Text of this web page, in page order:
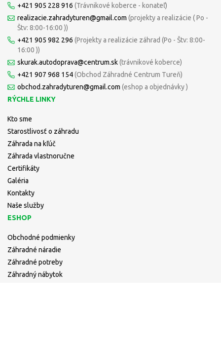
+421 905 228 916 (Trávnikové koberce - konateľ)
realizacie.zahradyturen@gmail.com (projekty a realizácie ( Po -
Štv: 8:00-16:00 ))
+421 905 982 296 (Projekty a realizácie záhrad (Po - Štv: 8:00-
16:00 ))
skurak.autodoprava@centrum.sk(trávnikové koberce)
+421 907 968 154(Obchod Záhradné Centrum Tureň)
obchod.zahradyturen@gmail.com (eshop a objednávky )
RÝCHLE LINKY
Kto sme
Starostlivosť o záhradu
Záhrada na kľúč
Záhrada vlastnoručne
Certifikáty
Galéria
Kontakty
Naše služby
ESHOP
Obchodné podmienky
Záhradné náradie
Záhradné potreby
Záhradný nábytok